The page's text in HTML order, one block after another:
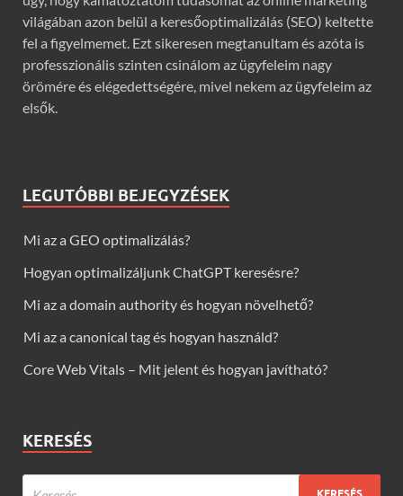
világában azon belül a keresőoptimalizálás (SEO) keltette
fel a figyelmemet. Ezt sikeresen megtanultam és azóta is
professzionális szinten csinálom az ügyfeleim nagy
örömére és elégedettségére, mivel nekem az ügyfeleim az
elsők.
LEGUTÓBBI BEJEGYZÉSEK
Mi az a GEO optimalizálás?
Hogyan optimalizáljunk ChatGPT keresésre?
Mi az a domain authority és hogyan növelhető?
Mi az a canonical tag és hogyan használd?
Core Web Vitals – Mit jelent és hogyan javítható?
KERESÉS